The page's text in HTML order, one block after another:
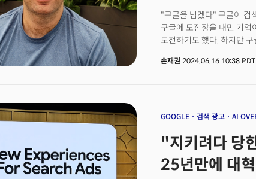
rate in Korean search
ChatGPT and surpasses
features like auto-
aligning with the
Future of Generative
combine problem-
companies like Saltlux
challenge for users is
meaningful impact.
applications, AI’s
중요하다”며 “이런 과정을
것”이라고 말했다.
"구글을 넘겠다" 구글이 검
구글에 도전장을 내민 기
도전하기도 했다. 하지만
오픈AI가 구글을 위협하고
간결한 이용자환경(UX)과
데이터 소스 외부의 신뢰할
확장시키며 기업가치 30
기업가치의 세 배에 달할
손재권 2024.06.16 10:38 PDT
GOOGLE 검색 광고 AI
"지키려다 당
25년만에 대